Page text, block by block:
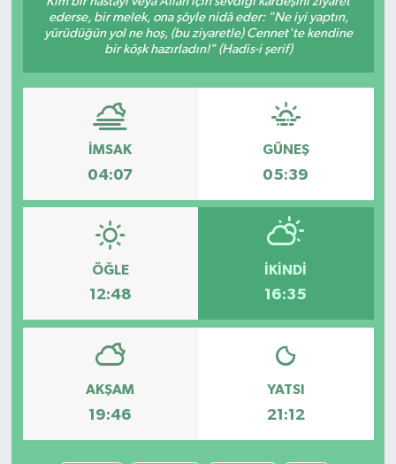
ederse, bir melek, ona şöyle nidâ eder: "Ne iyi yaptın,
yürüdüğün yol ne hoş, (bu ziyaretle) Cennet'te kendine
bir köşk hazırladın!" (Hadis-i şerif)
İMSAK
04:07
GÜNEŞ
05:39
ÖĞLE
12:48
İKINDI
16:35
AKŞAM
19:46
YATSI
21:12
KÜLTÜR SANAT
MAGAZİN
SAĞLIK
SİYASET
SPOR
VİZYONDAKİLER
YAŞAM